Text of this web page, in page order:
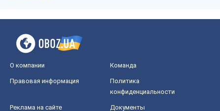
О компании Команда
Правовая информация
Политика
конфиденциальности
Реклама на сайте Документы